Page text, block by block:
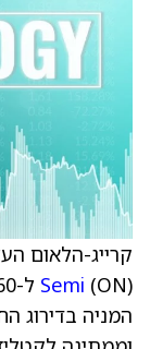
קרייג-הלאום
Semi
המניה בדירוג